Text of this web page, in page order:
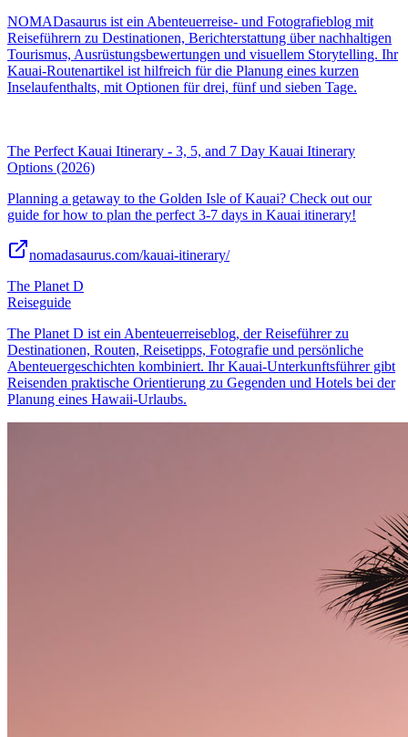
NOMADasaurus ist ein Abenteuerreise- und Fotografieblog mit
Reiseführern zu Destinationen, Berichterstattung über nachhaltigen
Tourismus, Ausrüstungsbewertungen und visuellem Storytelling. Ihr
Kauai-Routenartikel ist hilfreich für die Planung eines kurzen
Inselaufenthalts, mit Optionen für drei, fünf und sieben Tage.
The Perfect Kauai Itinerary - 3, 5, and 7 Day Kauai Itinerary
Options (2026)
Planning a getaway to the Golden Isle of Kauai? Check out our
guide for how to plan the perfect 3-7 days in Kauai itinerary!
nomadasaurus.com/kauai-itinerary/
The Planet D
Reiseguide
The Planet D ist ein Abenteuerreiseblog, der Reiseführer zu
Destinationen, Routen, Reisetipps, Fotografie und persönliche
Abenteuergeschichten kombiniert. Ihr Kauai-Unterkunftsführer gibt
Reisenden praktische Orientierung zu Gegenden und Hotels bei der
Planung eines Hawaii-Urlaubs.